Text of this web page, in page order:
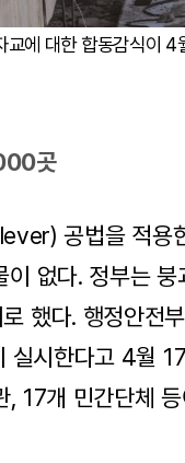
교에 대한 합동감식이
곳
공법을 적용
없다. 정부는
했다. 행정안전
실시한다고 4월
17개 민간단체